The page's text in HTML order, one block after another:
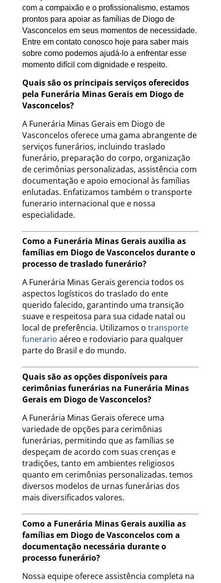
com a compaixão e o profissionalismo, estamos
prontos para apoiar as famílias de Diogo de
Vasconcelos em seus momentos de necessidade.
Entre em contato conosco hoje para saber mais
sobre como podemos ajudá-lo a enfrentar esse
momento difícil com dignidade e respeito.
Quais são os principais serviços oferecidos
pela Funerária Minas Gerais em Diogo de
Vasconcelos?
A Funerária Minas Gerais em Diogo de
Vasconcelos oferece uma gama abrangente de
serviços funerários, incluindo traslado
funerário, preparação do corpo, organização
de cerimônias personalizadas, assistência com
documentação e apoio emocional às famílias
enlutadas. Enfatizamos também o transporte
funerario internacional que e nossa
especialidade.
Como a Funerária Minas Gerais auxilia as
famílias em Diogo de Vasconcelos durante o
processo de traslado funerário?
A Funerária Minas Gerais gerencia todos os
aspectos logísticos do traslado do ente
querido falecido, garantindo uma transição
suave e respeitosa para sua cidade natal ou
local de preferência. Utilizamos o transporte
funerario aéreo e rodoviario para qualquer
parte do Brasil e do mundo.
Quais são as opções disponíveis para
cerimônias funerárias na Funerária Minas
Gerais em Diogo de Vasconcelos?
A Funerária Minas Gerais oferece uma
variedade de opções para cerimônias
funerárias, permitindo que as famílias se
despeçam de acordo com suas crenças e
tradições, tanto em ambientes religiosos
quanto em cerimônias personalizadas. temos
diversos modelos de urnas funerárias dos
mais diversificados valores.
Como a Funerária Minas Gerais auxilia as
famílias em Diogo de Vasconcelos com a
documentação necessária durante o
processo funerário?
Nossa equipe oferece assistência completa na